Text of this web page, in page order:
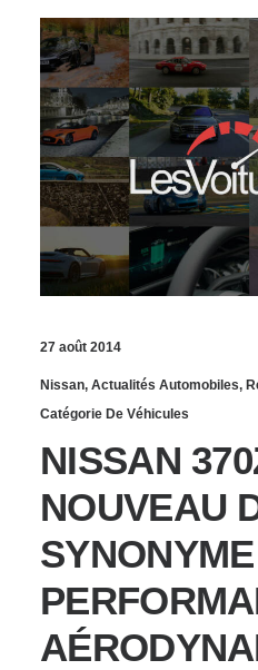
27 août 2014
Nissan, Actualités Automobiles,
Catégorie De Véhicules
NISSAN
NOUVEAU